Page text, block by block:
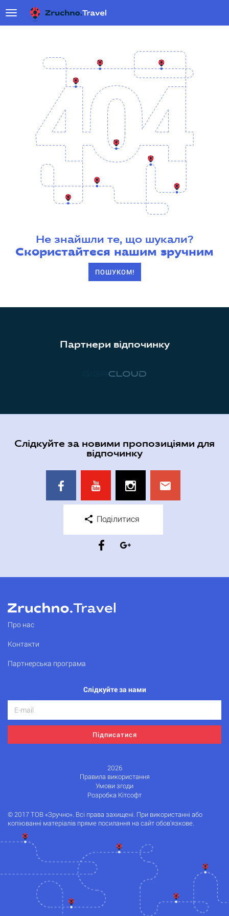
Не знайшли те, що шукали?
Скористайтеся нашим зручним
ПОШУКОМ!
Партнери відпочинку
Слідкуйте за новими пропозиціями для
відпочинку
Поділитися
Про нас
Контакти
Партнерська програма
Слідкуйте за нами
Підписатися
2026
Правила використання
Умови згоди
Розробка Кітсофт
© 2017 ТОВ «Зручно». Всі права захищені. При використанні або
копіюванні матеріалів пряме посилання на сайт обов'язкове.